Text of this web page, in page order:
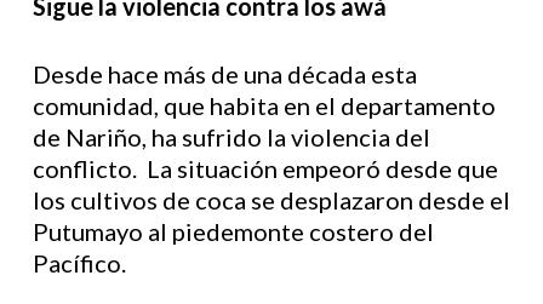
Sigue la violencia contra los awá
Desde hace más de una década esta
comunidad, que habita en el departamento
de Nariño, ha sufrido la violencia del
conflicto. La situación empeoró desde que
los cultivos de coca se desplazaron desde el
Putumayo al piedemonte costero del
Pacífico.